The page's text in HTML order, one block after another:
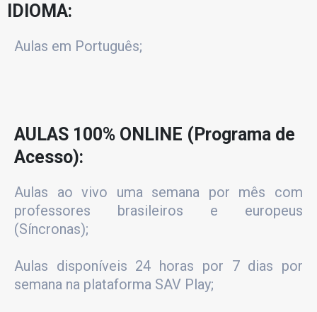
IDIOMA:
Aulas em Português;
AULAS 100% ONLINE (Programa de
Acesso):
Aulas ao vivo uma semana por mês com
professores brasileiros e europeus
(Síncronas);
Aulas disponíveis 24 horas por 7 dias por
semana na plataforma SAV Play;